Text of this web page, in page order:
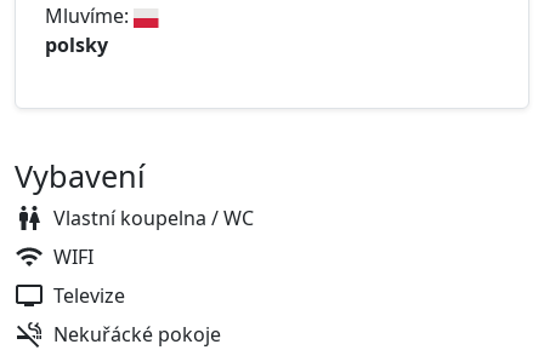
Mluvíme:
polsky
Vybavení
Vlastní koupelna / WC
WIFI
Televize
Nekuřácké pokoje